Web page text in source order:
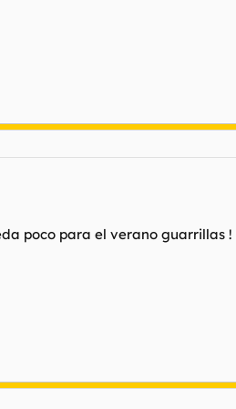
poco para el verano guarrillas !